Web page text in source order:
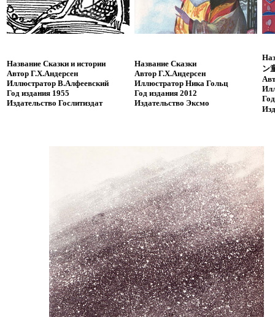
Название Сказки и истории
Автор Г.Х.Андерсен
Иллюстратор В.Алфеевский
Год издания 1955
Издательство Гослитиздат
Название Сказки
Автор Г.Х.Андерсен
Иллюстратор Ника Гольц
Год издания 2012
Издательство Эксмо
ン